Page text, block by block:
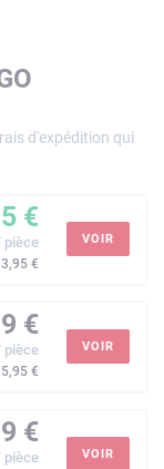
d'expédition qui
€
pièce
€
VOIR
€
pièce
€
VOIR
€
pièce VOIR